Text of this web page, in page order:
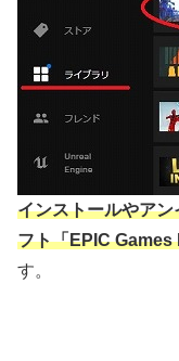
インストールやア
フト「EPIC
す。